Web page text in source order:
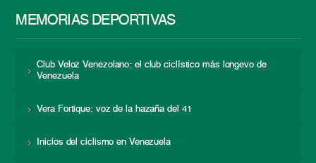
MEMORIAS DEPORTIVAS
Club Veloz Venezolano: el club ciclístico más longevo de
Venezuela
Vera Fortique: voz de la hazaña del 41
Inicios del ciclismo en Venezuela